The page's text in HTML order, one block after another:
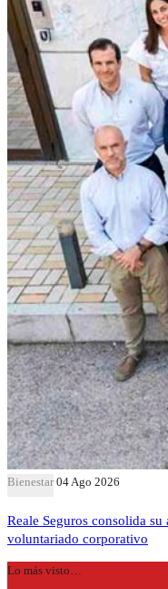
Bienestar 04 Ago 2026
Reale Seguros consolida
voluntariado corporativo
Lo más visto…